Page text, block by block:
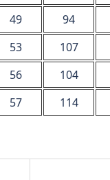
49 94
53 107
56 104
57 114